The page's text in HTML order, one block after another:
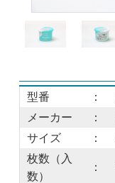
型番 ：
メーカー
：
サイズ
：
枚数（入
数）
：